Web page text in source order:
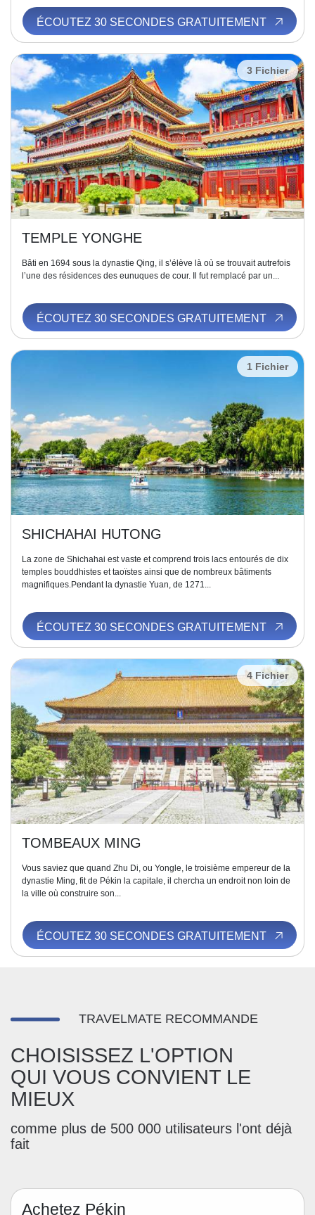
ÉCOUTEZ 30 SECONDES GRATUITEMENT
3 Fichier
TEMPLE YONGHE
Bâti en 1694 sous la dynastie Qing, il s’élève là où se trouvait autrefois
l’une des résidences des eunuques de cour. Il fut remplacé par un...
ÉCOUTEZ 30 SECONDES GRATUITEMENT
1 Fichier
SHICHAHAI HUTONG
La zone de Shichahai est vaste et comprend trois lacs entourés de dix
temples bouddhistes et taoïstes ainsi que de nombreux bâtiments
magnifiques.Pendant la dynastie Yuan, de 1271...
ÉCOUTEZ 30 SECONDES GRATUITEMENT
4 Fichier
TOMBEAUX MING
Vous saviez que quand Zhu Di, ou Yongle, le troisième empereur de la
dynastie Ming, fit de Pékin la capitale, il chercha un endroit non loin de
la ville où construire son...
ÉCOUTEZ 30 SECONDES GRATUITEMENT
TRAVELMATE RECOMMANDE
CHOISISSEZ L'OPTION
QUI VOUS CONVIENT LE
MIEUX
comme plus de 500 000 utilisateurs l'ont déjà
fait
Achetez Pékin